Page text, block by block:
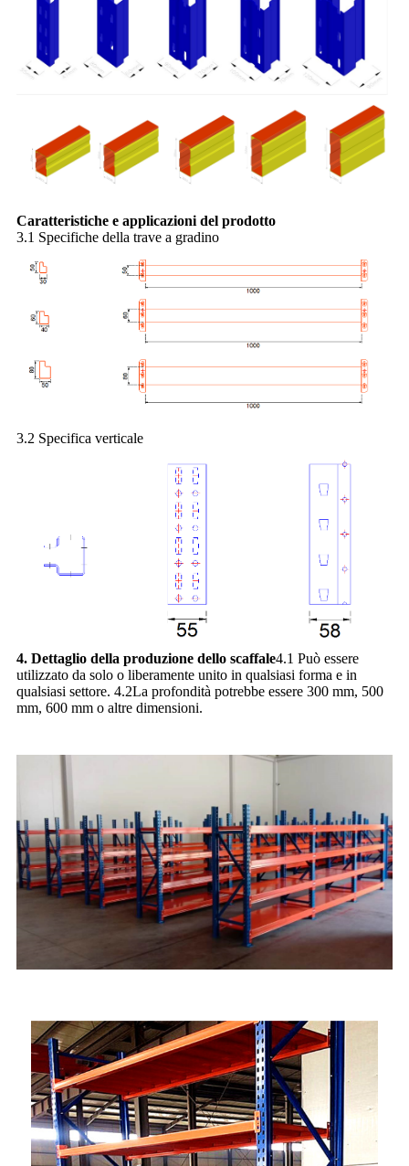
Caratteristiche e applicazioni del prodotto
3.1 Specifiche della trave a gradino
3.2 Specifica verticale
4. Dettaglio della produzione dello scaffale4.1 Può essere
utilizzato da solo o liberamente unito in qualsiasi forma e in
qualsiasi settore. 4.2La profondità potrebbe essere 300 mm, 500
mm, 600 mm o altre dimensioni.